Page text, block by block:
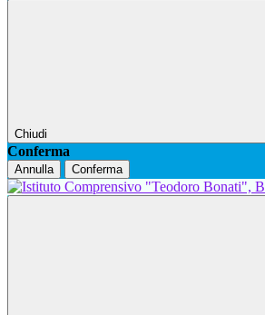
Chiudi
Conferma
Annulla Conferma